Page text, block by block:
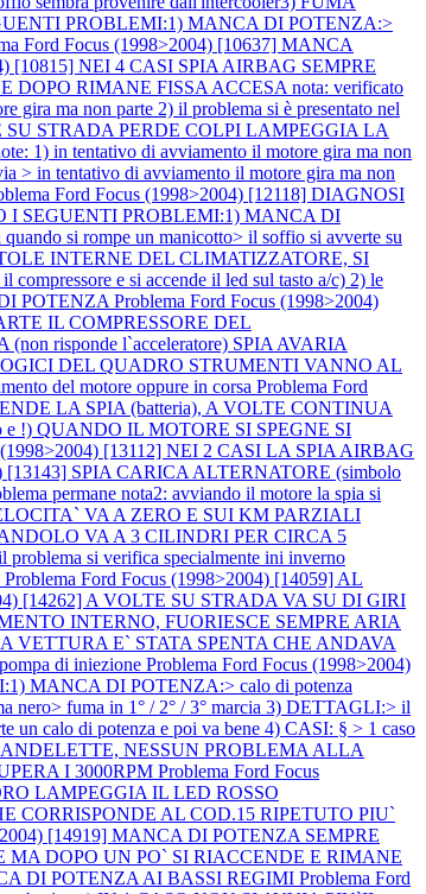
PROBLEMI:1) MANCA DI POTENZA:>
Ford Focus (1998>2004) [10637] MANCA
[10815] NEI 4 CASI SPIA AIRBAG SEMPRE
DOPO RIMANE FISSA ACCESA nota: verificato
ma non parte 2) il problema si è presentato nel
SU STRADA PERDE COLPI LAMPEGGIA LA
1) in tentativo di avviamento il motore gira ma non
> in tentativo di avviamento il motore gira ma non
Ford Focus (1998>2004) [12118] DIAGNOSI
I SEGUENTI PROBLEMI:1) MANCA DI
si rompe un manicotto> il soffio si avverte su
INTERNE DEL CLIMATIZZATORE, SI
e si accende il led sul tasto a/c) 2) le
POTENZA Problema Ford Focus (1998>2004)
IL COMPRESSORE DEL
risponde l`acceleratore) SPIA AVARIA
DEL QUADRO STRUMENTI VANNO AL
del motore oppure in corsa Problema Ford
LA SPIA (batteria), A VOLTE CONTINUA
!) QUANDO IL MOTORE SI SPEGNE SI
(1998>2004) [13112] NEI 2 CASI LA SPIA AIRBAG
[13143] SPIA CARICA ALTERNATORE (simbolo
permane nota2: avviando il motore la spia si
VA A ZERO E SUI KM PARZIALI
VA A 3 CILINDRI PER CIRCA 5
si verifica specialmente ini inverno
Problema Ford Focus (1998>2004) [14059] AL
[14262] A VOLTE SU STRADA VA SU DI GIRI
INTERNO, FUORIESCE SEMPRE ARIA
VETTURA E` STATA SPENTA CHE ANDAVA
di iniezione Problema Ford Focus (1998>2004)
MANCA DI POTENZA:> calo di potenza
nero> fuma in 1° / 2° / 3° marcia 3) DETTAGLI:> il
un calo di potenza e poi va bene 4) CASI: § > 1 caso
NESSUN PROBLEMA ALLA
I 3000RPM Problema Ford Focus
LAMPEGGIA IL LED ROSSO
CORRISPONDE AL COD.15 RIPETUTO PIU`
[14919] MANCA DI POTENZA SEMPRE
MA DOPO UN PO` SI RIACCENDE E RIMANE
DI POTENZA AI BASSI REGIMI Problema Ford